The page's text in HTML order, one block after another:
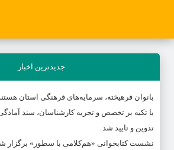
جدیدترین اخبار
بانوان فرهیخته، سرمایه‌های فرهنگی استان
با تکیه بر تخصص و تجربه کارشناسان، سند
تدوین و تایید شد
نشست کتابخوانی «هم‌کلامی با سطور» برگزار